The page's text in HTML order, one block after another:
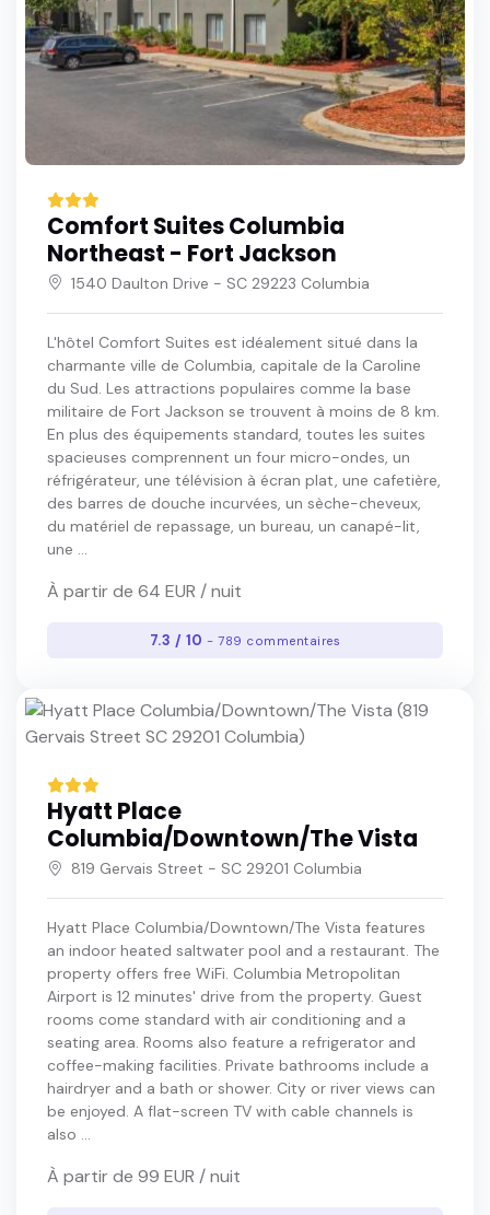
Comfort Suites Columbia
Northeast - Fort Jackson
1540 Daulton Drive - SC 29223 Columbia
L'hôtel Comfort Suites est idéalement situé dans la
charmante ville de Columbia, capitale de la Caroline
du Sud. Les attractions populaires comme la base
militaire de Fort Jackson se trouvent à moins de 8 km.
En plus des équipements standard, toutes les suites
spacieuses comprennent un four micro-ondes, un
réfrigérateur, une télévision à écran plat, une cafetière,
des barres de douche incurvées, un sèche-cheveux,
du matériel de repassage, un bureau, un canapé-lit,
une ...
À partir de 64 EUR / nuit
7.3 / 10- 789 commentaires
Hyatt Place
Columbia/Downtown/The Vista
819 Gervais Street - SC 29201 Columbia
Hyatt Place Columbia/Downtown/The Vista features
an indoor heated saltwater pool and a restaurant. The
property offers free WiFi. Columbia Metropolitan
Airport is 12 minutes' drive from the property. Guest
rooms come standard with air conditioning and a
seating area. Rooms also feature a refrigerator and
coffee-making facilities. Private bathrooms include a
hairdryer and a bath or shower. City or river views can
be enjoyed. A flat-screen TV with cable channels is
also ...
À partir de 99 EUR / nuit